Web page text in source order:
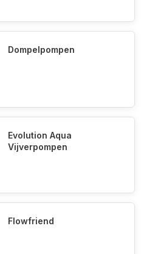
Dompelpompen
Evolution Aqua
Vijverpompen
Flowfriend